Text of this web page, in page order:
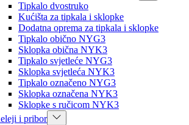
Tipkalo dvostruko
Kućišta za tipkala i sklopke
Dodatna oprema za tipkala i sklopke
Tipkalo obično NYG3
Sklopka obična NYK3
Tipkalo svjetleće NYG3
Sklopka svjetleća NYK3
Tipkalo označeno NYG3
Sklopka označena NYK3
Sklopke s ručicom NYK3
i pribor